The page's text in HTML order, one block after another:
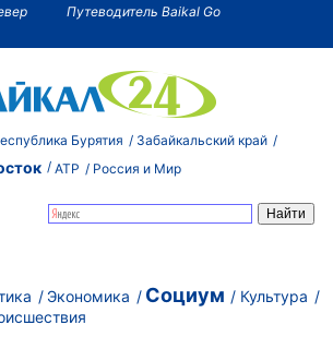
Путеводитель Baikal Go
Бурятия
Забайкальский край
АТР Россия и Мир
Экономика Социум
Культура